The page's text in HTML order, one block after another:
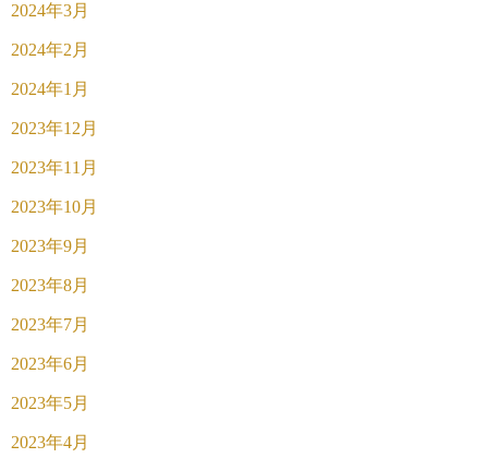
2024年3月
2024年2月
2024年1月
2023年12月
2023年11月
2023年10月
2023年9月
2023年8月
2023年7月
2023年6月
2023年5月
2023年4月